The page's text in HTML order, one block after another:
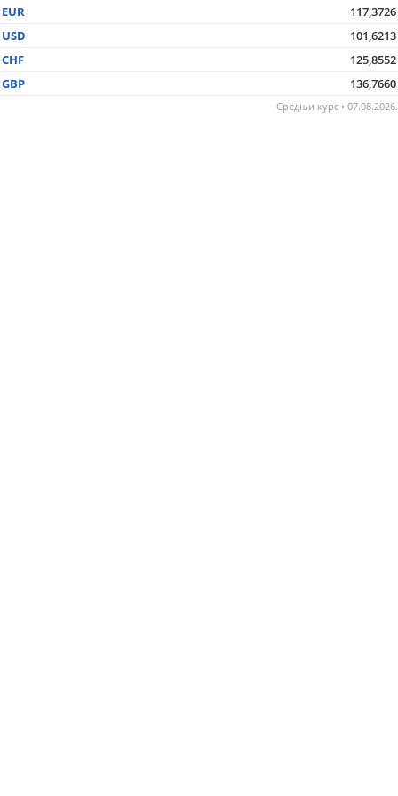
EUR
117,3726
USD
101,6213
CHF
125,8552
GBP
136,7660
Средњи курс • 07.08.2026.